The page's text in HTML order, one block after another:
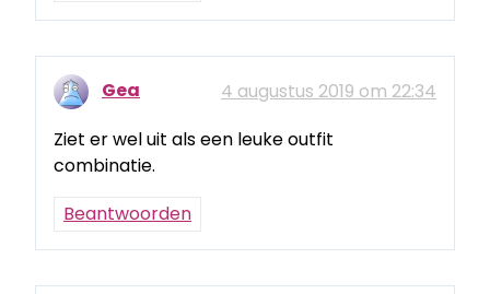
Gea
4 augustus 2019 om 22:34
Ziet er wel uit als een leuke outfit
combinatie.
Beantwoorden